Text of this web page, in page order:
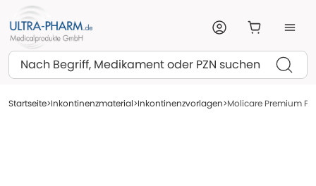
Suchen
Startseite Inkontinenzmaterial Inkontinenzvorlagen Molicare Premium